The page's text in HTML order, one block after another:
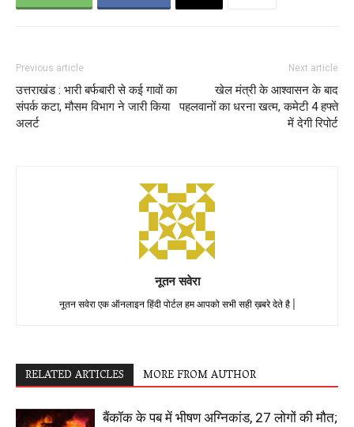
Previous article
उत्तराखंड : भारी बर्फबारी से कई गावों का
संपर्क कटा, मौसम विभाग ने जारी किया
अलर्ट
Next article
खेल मंत्री के आश्वासन के बाद
पहलवानों का धरना खत्म, कमेटी 4 हफ्ते
में देगी रिपोर्ट
नूतन सवेरा
नूतन सवेरा एक ऑनलाइन हिंदी पोर्टल हम आपको सभी सही ख़बरे देते है |
RELATED ARTICLES MORE FROM AUTHOR
बैंकॉक के पब में भीषण अग्निकांड, 27 लोगों की मौत;